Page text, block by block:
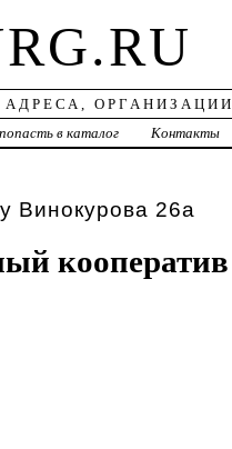
ОРГАНИЗАЦИИ
в каталог Контакты
Винокурова 26а
кооператив